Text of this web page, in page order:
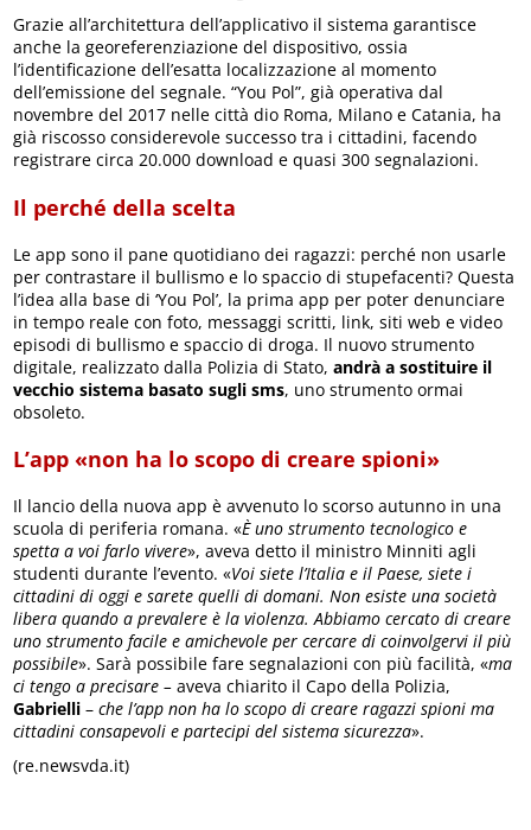
Grazie all’architettura dell’applicativo il sistema garantisce
anche la georeferenziazione del dispositivo, ossia
l’identificazione dell’esatta localizzazione al momento
dell’emissione del segnale. “You Pol”, già operativa dal
novembre del 2017 nelle città dio Roma, Milano e Catania, ha
già riscosso considerevole successo tra i cittadini, facendo
registrare circa 20.000 download e quasi 300 segnalazioni.
Il perché della scelta
Le app sono il pane quotidiano dei ragazzi: perché non usarle
per contrastare il bullismo e lo spaccio di stupefacenti? Questa
l’idea alla base di ‘You Pol’, la prima app per poter denunciare
in tempo reale con foto, messaggi scritti, link, siti web e video
episodi di bullismo e spaccio di droga. Il nuovo strumento
digitale, realizzato dalla Polizia di Stato,andrà a sostituire il
vecchio sistema basato sugli sms, uno strumento ormai
obsoleto.
L’app «non ha lo scopo di creare spioni»
Il lancio della nuova app è avvenuto lo scorso autunno in una
scuola di periferia romana. «È uno strumento tecnologico e
spetta a voi farlo vivere», aveva detto il ministro Minniti agli
studenti durante l’evento. «Voi siete l’Italia e il Paese, siete i
cittadini di oggi e sarete quelli di domani. Non esiste una società
libera quando a prevalere è la violenza. Abbiamo cercato di creare
uno strumento facile e amichevole per cercare di coinvolgervi il più
possibile». Sarà possibile fare segnalazioni con più facilità, «ma
ci tengo a precisare – aveva chiarito il Capo della Polizia,
Gabrielli –che l’app non ha lo scopo di creare ragazzi spioni ma
cittadini consapevoli e partecipi del sistema sicurezza».
(re.newsvda.it)